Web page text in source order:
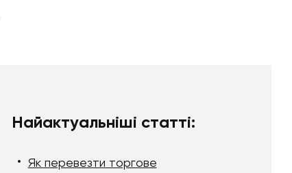
Найактуальніші статті:
Як перевезти торгове